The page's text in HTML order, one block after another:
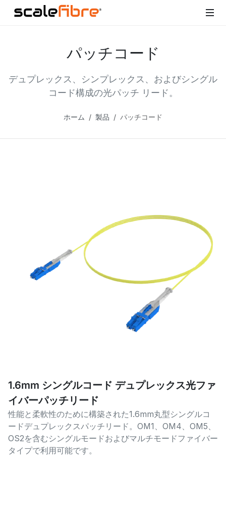
パッチコード
デュプレックス、シンプレックス、およびシングル
コード構成の光パッチ リード。
ホーム 製品 パッチコード
1.6mm シングルコード デュプレックス光ファ
イバーパッチリード
性能と柔軟性のために構築された1.6mm丸型シングルコ
ードデュプレックスパッチリード。OM1、OM4、OM5、
OS2を含むシングルモードおよびマルチモードファイバー
タイプで利用可能です。